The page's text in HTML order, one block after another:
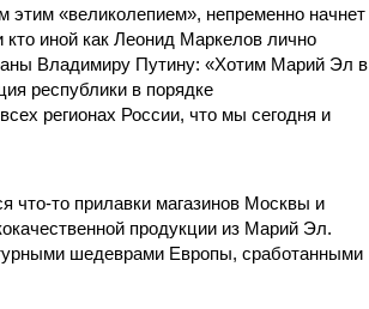
«великолепием», непременно начнет
кто иной как Леонид Маркелов лично
Владимиру Путину: «Хотим Марий Эл в
республики в порядке
регионах России, что мы сегодня и
что-то прилавки магазинов Москвы и
продукции из Марий Эл.
шедеврами Европы, сработанными